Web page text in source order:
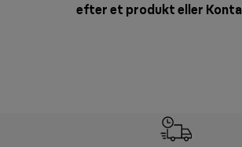
efter et produkt eller